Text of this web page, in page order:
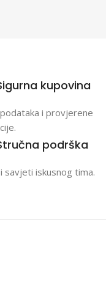
kupovina
i provjerene
podrška
savjeti iskusnog tima.